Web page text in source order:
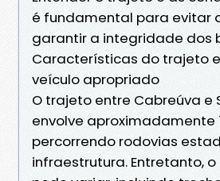
é fundamental para evitar
garantir a integridade dos
Características do trajeto
veículo apropriado
O trajeto entre Cabreúva e
envolve aproximadamente
percorrendo rodovias
infraestrutura. Entretanto,